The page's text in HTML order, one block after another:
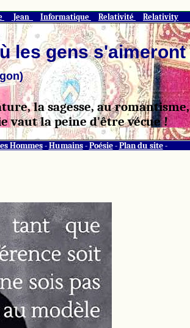
Jean Informatique Relativité Relativity
les gens s'aimeront
la sagesse, au romantisme,
vaut la peine d'être vécue !
Hommes- Humains- Poésie- Plan du site-